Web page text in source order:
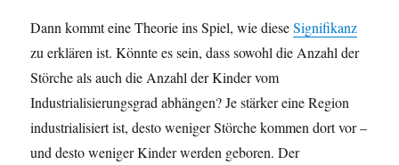
Dann kommt eine Theorie ins Spiel, wie dieseSignifikanz
zu erklären ist. Könnte es sein, dass sowohl die Anzahl der
Störche als auch die Anzahl der Kinder vom
Industrialisierungsgrad abhängen? Je stärker eine Region
industrialisiert ist, desto weniger Störche kommen dort vor –
und desto weniger Kinder werden geboren. Der